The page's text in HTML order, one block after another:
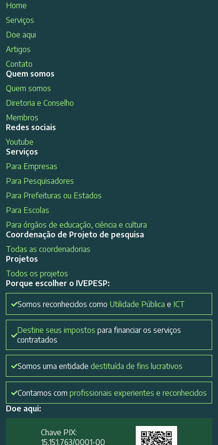
Home
Serviços
Doe aqui
Artigos
Contato
Quem somos
Quem somos
Diretoria e Conselho
Membros
Redes sociais
Youtube
Serviços
Para Empresas
Para Pesquisadores
Para Prefeituras ou Estados
Para Escolas
Para órgãos de educação, ciência e cultura
Coordenação de Projeto de pesquisa
Todas as coordenadorias
Projetos
Todos os projetos
Porque escolher o IVEPESP:
Somos reconhecidos como Utilidade Pública e ICT
Destine seus impostos para financiar os serviços
contratados
Somos uma entidade destituída de fins lucrativos
Contamos com profissionais experientes e reconhecidos
Doe aqui:
Chave PIX:
15.151.763/0001-00​